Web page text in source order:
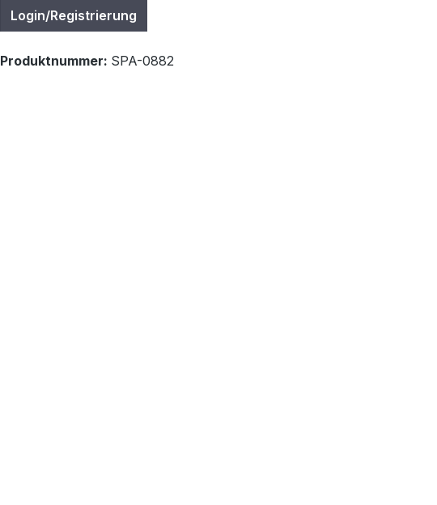
Login/Registrierung
Produktnummer: SPA-0882